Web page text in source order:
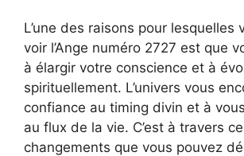
L’une des raisons pour lesquelles
voir l’Ange numéro 2727 est que
à élargir votre conscience et à
spirituellement. L’univers vous
confiance au timing divin et à
au flux de la vie. C’est à travers
changements que vous pouvez